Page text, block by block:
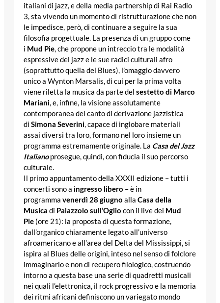
italiani di jazz, e della media partnership di Rai Radio
3, sta vivendo un momento di ristrutturazione che non
le impedisce, però, di continuare a seguire la sua
filosofia progettuale. La presenza di un gruppo come
i Mud Pie, che propone un intreccio tra le modalità
espressive del jazz e le sue radici culturali afro
(soprattutto quella del Blues), l’omaggio davvero
unico a Wynton Marsalis, di cui per la prima volta
viene riletta la musica da parte del sestetto di Marco
Mariani, e, infine, la visione assolutamente
contemporanea del canto di derivazione jazzistica
di Simona Severini, capace di inglobare materiali
assai diversi tra loro, formano nel loro insieme un
programma estremamente originale. La Casa del Jazz
Italianoprosegue, quindi, con fiducia il suo percorso
culturale.
Il primo appuntamento della XXXII edizione – tutti i
concerti sono a ingresso libero – è in
programma venerdì 28 giugno alla Casa della
Musica di Palazzolo sull’Oglio con il live dei Mud
Pie (ore 21): la proposta di questa formazione,
dall’organico chiaramente legato all’universo
afroamericano e all’area del Delta del Mississippi, si
ispira al Blues delle origini, inteso nel senso di folclore
immaginario e non di recupero filologico, costruendo
intorno a questa base una serie di quadretti musicali
nei quali l’elettronica, il rock progressivo e la memoria
dei ritmi africani definiscono un variegato mondo